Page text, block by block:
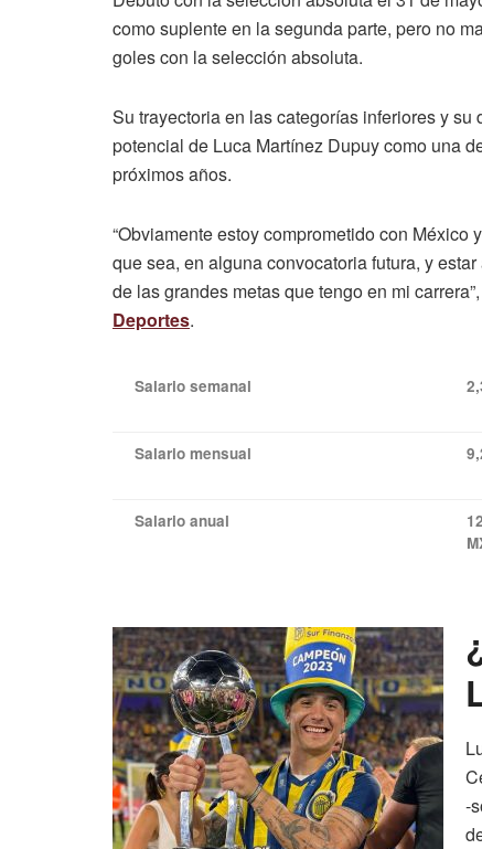
como suplente en la segunda parte, pero no
goles con la selección absoluta.
Su trayectoria en las categorías inferiores y
potencial de Luca Martínez Dupuy como una
próximos años.
“Obviamente estoy comprometido con
que sea, en alguna convocatoria futura, y
de las grandes metas que tengo en mi
Deportes.
Salario semanal
Salario mensual
Salario anual